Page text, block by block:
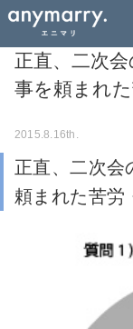
正直、二次
事を頼まれ
2015.8.16th.
正直、二次会
頼まれた苦労